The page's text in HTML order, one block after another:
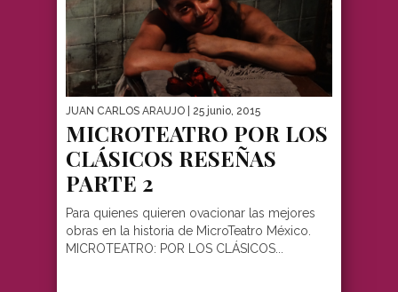
JUAN CARLOS ARAUJO | 25 junio, 2015
MICROTEATRO POR LOS
CLÁSICOS RESEÑAS
PARTE 2
Para quienes quieren ovacionar las mejores
obras en la historia de MicroTeatro México.
MICROTEATRO: POR LOS CLÁSICOS...